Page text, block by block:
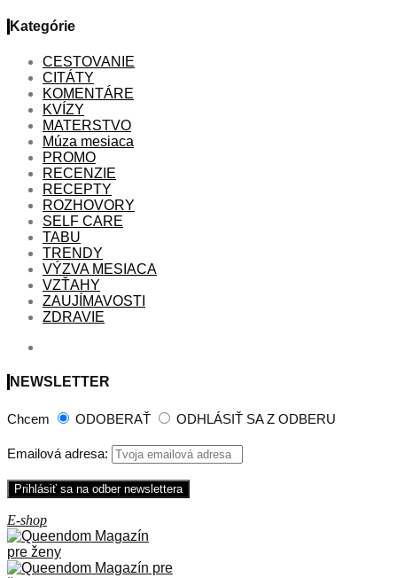
Kategórie
CESTOVANIE
CITÁTY
KOMENTÁRE
KVÍZY
MATERSTVO
Múza mesiaca
PROMO
RECENZIE
RECEPTY
ROZHOVORY
SELF CARE
TABU
TRENDY
VÝZVA MESIACA
VZŤAHY
ZAUJÍMAVOSTI
ZDRAVIE
NEWSLETTER
Chcem ODOBERAŤ ODHLÁSIŤ SA Z ODBERU
Emailová adresa: